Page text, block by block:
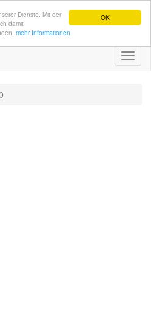
OK
Dienste. Mit der
damit
mehr Informationen